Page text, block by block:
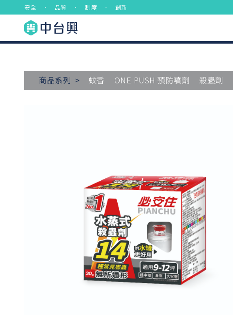
安全 ． 品質 ． 制度 ． 創新
商品系列 > 蚊香 ONE PUSH 預防噴劑 殺蟲劑